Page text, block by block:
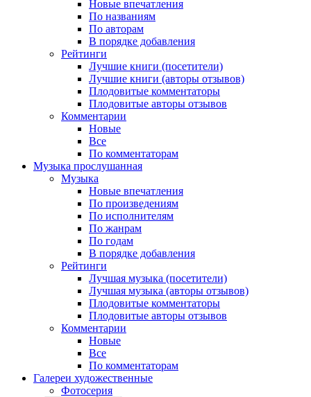
Новые впечатления
По названиям
По авторам
В порядке добавления
Рейтинги
Лучшие книги (посетители)
Лучшие книги (авторы отзывов)
Плодовитые комментаторы
Плодовитые авторы отзывов
Комментарии
Новые
Все
По комментаторам
Музыка прослушанная
Музыка
Новые впечатления
По произведениям
По исполнителям
По жанрам
По годам
В порядке добавления
Рейтинги
Лучшая музыка (посетители)
Лучшая музыка (авторы отзывов)
Плодовитые комментаторы
Плодовитые авторы отзывов
Комментарии
Новые
Все
По комментаторам
Галереи художественные
Фотосерия